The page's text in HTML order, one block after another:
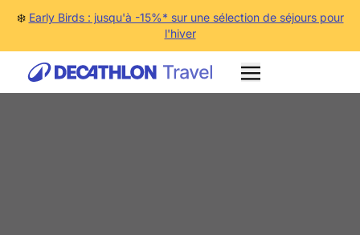
❄️ Early Birds : jusqu'à -15%* sur une sélection de séjours pour
l'hiver